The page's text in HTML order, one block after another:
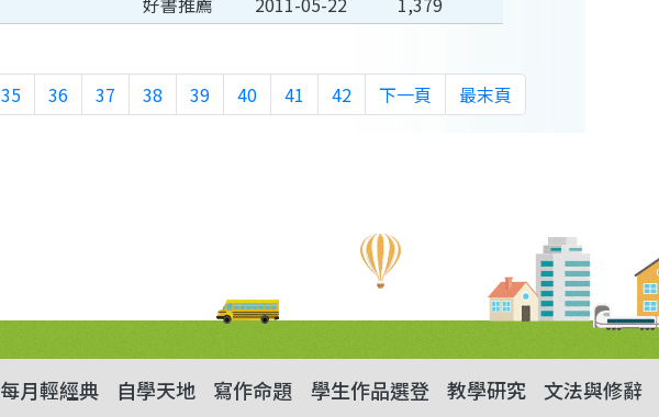
35 36 37 38 39 40 41 42 下一頁 最末頁
每月輕經典 自學天地 寫作命題 學生作品選登 教學研究 文法與修辭